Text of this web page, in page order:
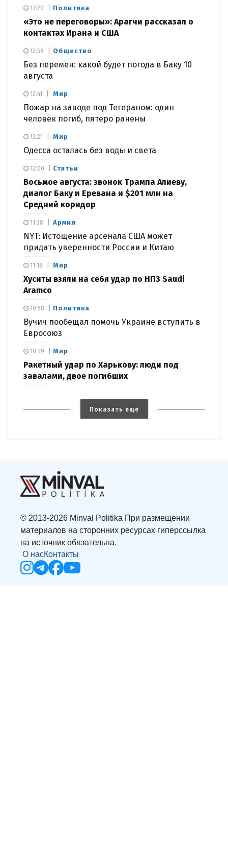
Политика
«Это не переговоры»: Арагчи рассказал о
контактах Ирана и США
13:20
Общество
Без перемен: какой будет погода в Баку 10
августа
12:58
Мир
Пожар на заводе под Тегераном: один
человек погиб, пятеро ранены
12:41
Мир
Одесса осталась без воды и света
12:21
Статьи
Восьмое августа: звонок Трампа Алиеву,
диалог Баку и Еревана и $201 млн на
Средний коридор
12:00
Армия
NYT: Истощение арсенала США может
придать уверенности России и Китаю
11:38
Мир
Хуситы взяли на себя удар по НПЗ Saudi
Aramco
11:18
Политика
Вучич пообещал помочь Украине вступить в
Евросоюз
10:58
Мир
Ракетный удар по Харькову: люди под
завалами, двое погибших
10:39
Показать еще
© 2013-2026 Minval Politika При размещении
материалов на сторонних ресурсах гиперссылка
на источник обязательна.
О насКонтакты